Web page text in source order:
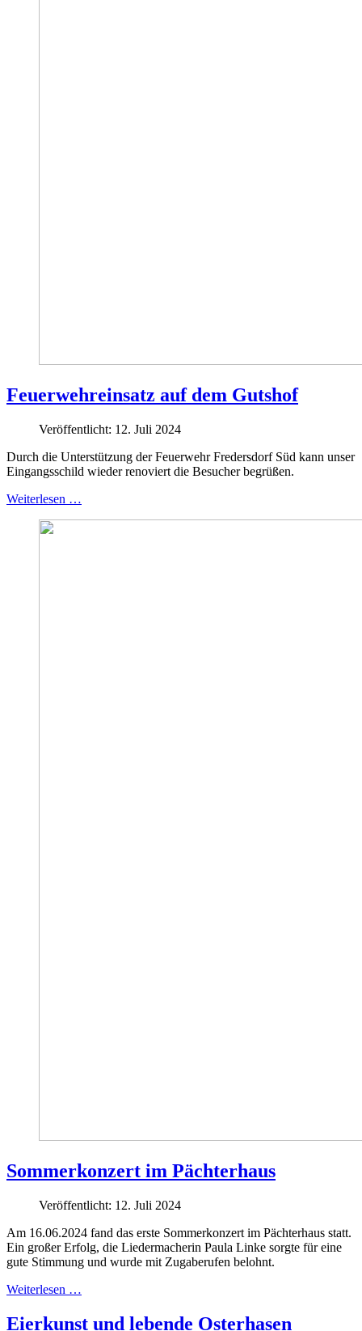
Feuerwehreinsatz auf dem Gutshof
Veröffentlicht: 12. Juli 2024
Durch die Unterstützung der Feuerwehr Fredersdorf Süd kann unser
Eingangsschild wieder renoviert die Besucher begrüßen.
Weiterlesen …
Sommerkonzert im Pächterhaus
Veröffentlicht: 12. Juli 2024
Am 16.06.2024 fand das erste Sommerkonzert im Pächterhaus statt.
Ein großer Erfolg, die Liedermacherin Paula Linke sorgte für eine
gute Stimmung und wurde mit Zugaberufen belohnt.
Weiterlesen …
Eierkunst und lebende Osterhasen